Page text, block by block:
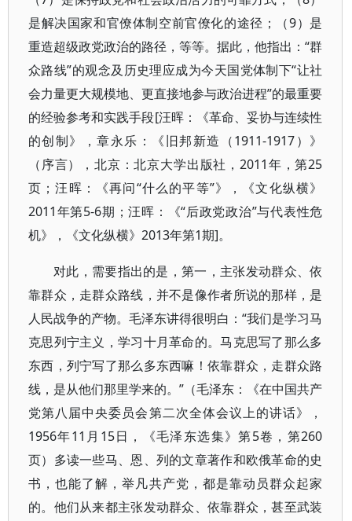
是解决国家和官僚体制空前官僚化的途径；（9）是
重造超级政党政治的路径，等等。据此，他指出：“群
众路线”的观念及历史理应成为今天国党体制下“让社
会力量更大规模地、更直接地参与政治进程”的最重要
的经验参考和实践手段[汪晖：《革命、妥协与连续性
的创制》，章永乐：《旧邦新造（1911-1917）》
（序言），北京：北京大学出版社，2011年，第25
页；汪晖：《再问“什么的平等”》，《文化纵横》
2011年第5-6期；汪晖：《“后政党政治”与代表性危
机》，《文化纵横》2013年第1期]。
对此，需要指出的是，第一，主张发动群众、依
靠群众，走群众路线，并不是像作者所说的那样，是
人民战争的产物。毛泽东讲得很明白：“我们是学习马
克思列宁主义，学习十月革命的。马克思写了那么多
东西，列宁写了那么多东西嘛！依靠群众，走群众路
线，是从他们那里学来的。”（毛泽东：《在中国共产
党第八届中央委员会第二次全体会议上的讲话》，
1956年11月15日，《毛泽东选集》第5卷，第260
页）多读一些马、恩、列的文章著作和欧俄革命的史
书，也能了解，举凡共产党，都是靠动员群众起家
的。他们从来都主张发动群众、依靠群众，甚至武装